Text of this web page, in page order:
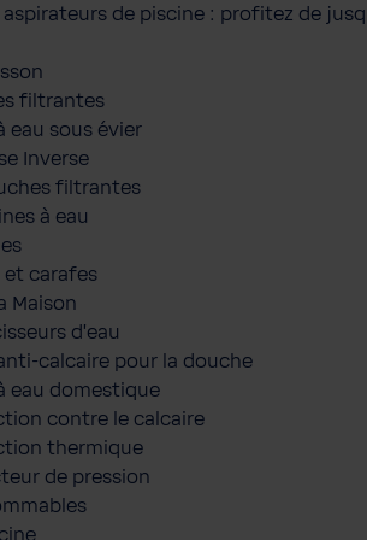
de piscine : profitez de
filtrantes
eau sous évier
Inverse
filtrantes
à eau
et carafes
Maison
d'eau
calcaire pour la douche
eau domestique
contre le calcaire
thermique
de pression